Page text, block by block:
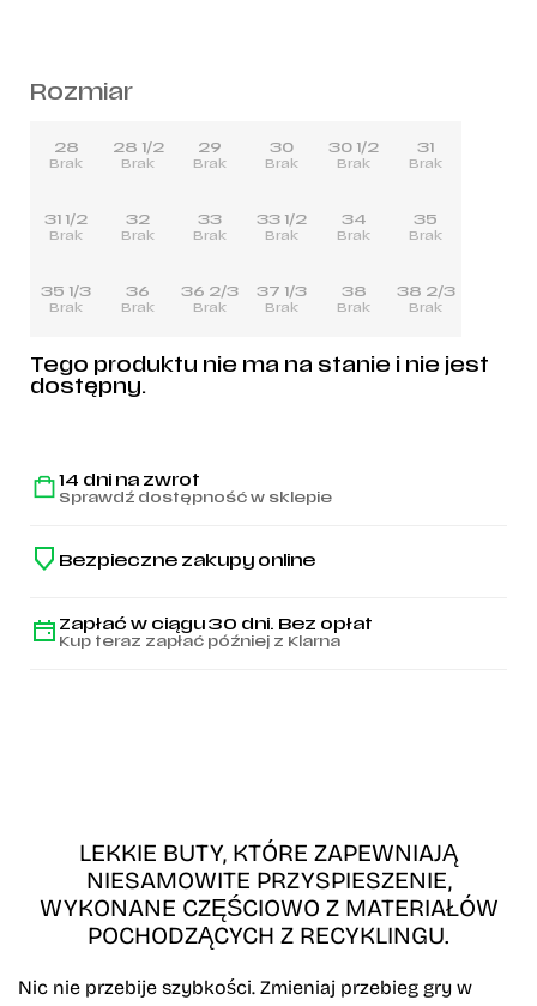
Rozmiar
28
Brak
28 1/2
Brak
29
Brak
30
Brak
30 1/2
Brak
31
Brak
31 1/2
Brak
32
Brak
33
Brak
33 1/2
Brak
34
Brak
35
Brak
35 1/3
Brak
36
Brak
36 2/3
Brak
37 1/3
Brak
38
Brak
38 2/3
Brak
Tego produktu nie ma na stanie i nie jest
dostępny.
14 dni na zwrot
Sprawdź dostępność w sklepie
Bezpieczne zakupy online
Zapłać w ciągu 30 dni. Bez opłat
Kup teraz zapłać później z Klarna
LEKKIE BUTY, KTÓRE ZAPEWNIAJĄ
NIESAMOWITE PRZYSPIESZENIE,
WYKONANE CZĘŚCIOWO Z MATERIAŁÓW
POCHODZĄCYCH Z RECYKLINGU.
Nic nie przebije szybkości. Zmieniaj przebieg gry w